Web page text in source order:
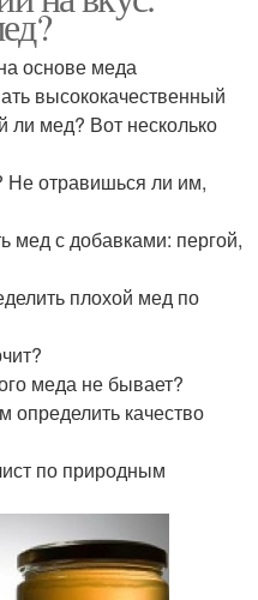
основе меда
высококачественный
ли мед? Вот несколько
отравишься ли им,
мед с добавками: пергой,
плохой мед по
меда не бывает?
определить качество
по природным